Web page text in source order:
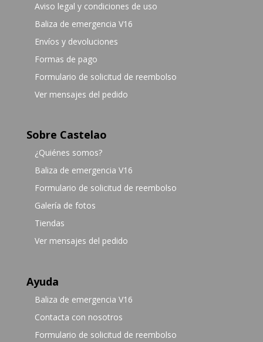
Aviso legal y condiciones de uso
Baliza de emergencia V16
Envíos y devoluciones
Formas de pago
Formulario de solicitud de reembolso
Ver mensajes del pedido
Sobre Castelao
¿Quiénes somos?
Baliza de emergencia V16
Formulario de solicitud de reembolso
Galería de fotos
Tiendas
Ver mensajes del pedido
Ayuda
Baliza de emergencia V16
Contacta con nosotros
Formulario de solicitud de reembolso